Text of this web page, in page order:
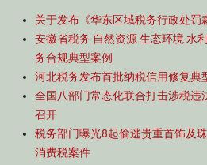
关于发布《华东区域税务行政处罚
安徽省税务 自然资源 生态环境 水
务合规典型案例
河北税务发布首批纳税信用修复典
全国八部门常态化联合打击涉税违
召开
税务部门曝光8起偷逃贵重首饰及
消费税案件